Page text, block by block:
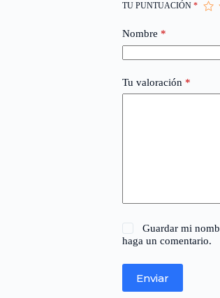
TU PUNTUACIÓN *
Nombre *
Tu valoración *
Guardar mi
haga un comentario.
Enviar